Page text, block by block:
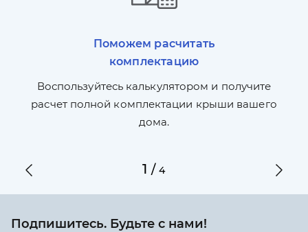
Поможем расчитать
комплектацию
Воспользуйтесь калькулятором и получите
расчет полной комплектации крыши вашего
дома.
1 /4
Подпишитесь. Будьте с нами!